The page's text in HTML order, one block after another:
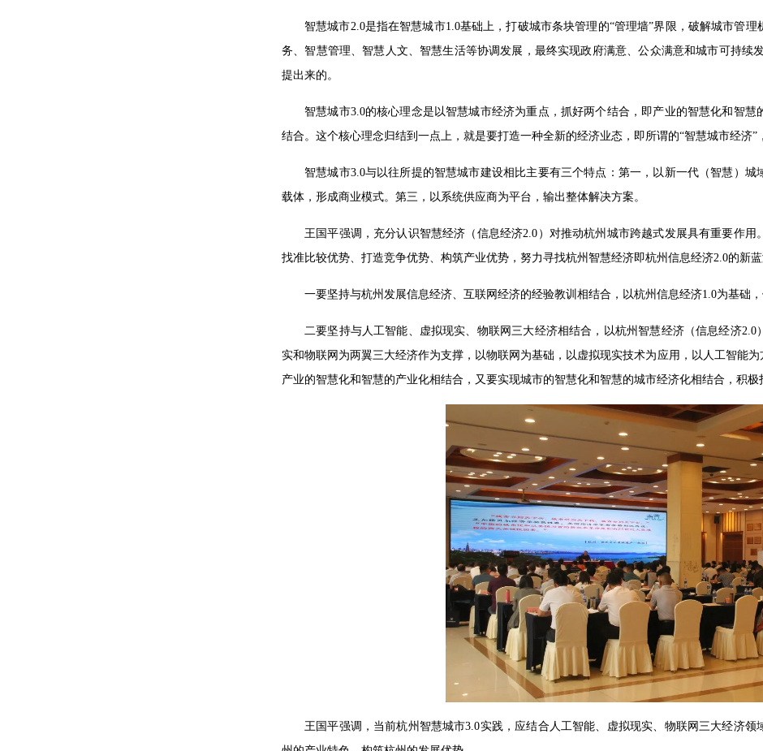
智慧城市2.0是指在智慧城市1.0基础上，打破城市条块管理的“管理墙”界限，破解城市管
务、智慧管理、智慧人文、智慧生活等协调发展，最终实现政府满意、公众满意和城市可持续
提出来的。
智慧城市3.0的核心理念是以智慧城市经济为重点，抓好两个结合，即产业的智慧化和智
结合。这个核心理念归结到一点上，就是要打造一种全新的经济业态，即所谓的“智慧城市经济”
智慧城市3.0与以往所提的智慧城市建设相比主要有三个特点：第一，以新一代（智慧）
载体，形成商业模式。第三，以系统供应商为平台，输出整体解决方案。
王国平强调，充分认识智慧经济（信息经济2.0）对推动杭州城市跨越式发展具有重要作用
找准比较优势、打造竞争优势、构筑产业优势，努力寻找杭州智慧经济即杭州信息经济2.0的新蓝
一要坚持与杭州发展信息经济、互联网经济的经验教训相结合，以杭州信息经济1.0为基础，
二要坚持与人工智能、虚拟现实、物联网三大经济相结合，以杭州智慧经济（信息经济
实和物联网为两翼三大经济作为支撑，以物联网为基础，以虚拟现实技术为应用，以人工智能
产业的智慧化和智慧的产业化相结合，又要实现城市的智慧化和智慧的城市经济化相结合，积极
王国平强调，当前杭州智慧城市3.0实践，应结合人工智能、虚拟现实、物联网三大经济